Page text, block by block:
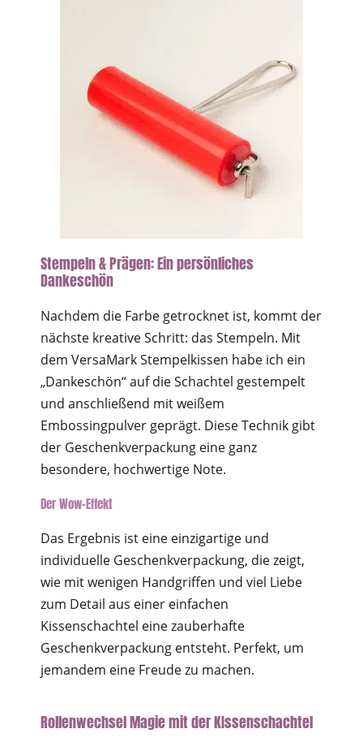
Stempeln & Prägen: Ein persönliches
Dankeschön
Nachdem die Farbe getrocknet ist, kommt der
nächste kreative Schritt: das Stempeln. Mit
dem VersaMark Stempelkissen habe ich ein
„Dankeschön“ auf die Schachtel gestempelt
und anschließend mit weißem
Embossingpulver geprägt. Diese Technik gibt
der Geschenkverpackung eine ganz
besondere, hochwertige Note.
Der Wow-Effekt
Das Ergebnis ist eine einzigartige und
individuelle Geschenkverpackung, die zeigt,
wie mit wenigen Handgriffen und viel Liebe
zum Detail aus einer einfachen
Kissenschachtel eine zauberhafte
Geschenkverpackung entsteht. Perfekt, um
jemandem eine Freude zu machen.
Rollenwechsel Magie mit der KIssenschachtel